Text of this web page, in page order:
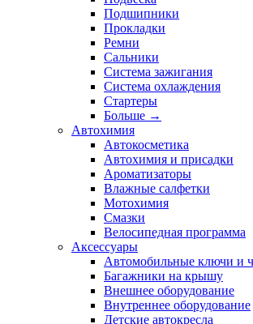
Подшипники
Прокладки
Ремни
Сальники
Система зажигания
Система охлаждения
Стартеры
Больше →
Автохимия
Автокосметика
Автохимия и присадки
Ароматизаторы
Влажные салфетки
Мотохимия
Смазки
Велосипедная программа
Аксессуары
Автомобильные ключи и
Багажники на крышу
Внешнее оборудование
Внутреннее оборудование
Детские автокресла